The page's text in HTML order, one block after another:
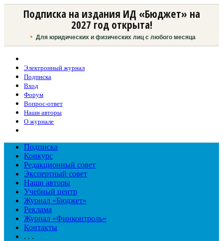
Подписка на издания ИД «Бюджет» на
2027 год открыта!
Для юридических и физических лиц с любого месяца
Электронный журнал
Подписка
Вход
Форум
Вопрос-ответ
Наши авторы
О журнале
Подписка
Конкурс
Редакционный совет
Экспертный совет
Наши авторы
Учебный центр
Журнал «Бюджет»
Реклама
Журнал «Финконтроль»
Контакты
. . .